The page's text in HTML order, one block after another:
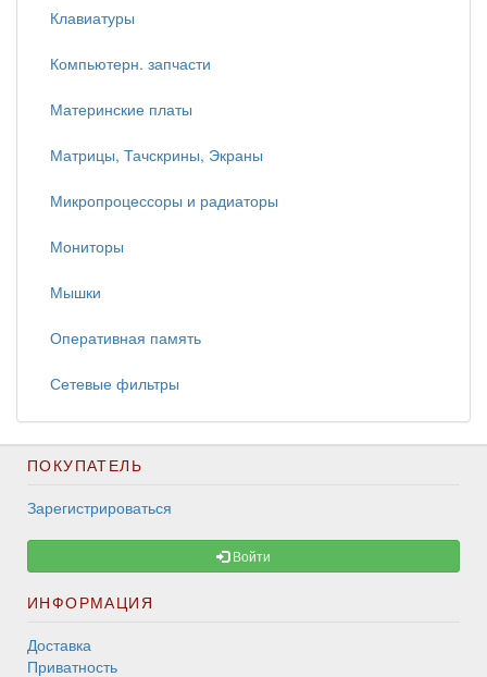
Клавиатуры
Компьютерн. запчасти
Материнские платы
Матрицы, Тачскрины, Экраны
Микропроцессоры и радиаторы
Мониторы
Мышки
Оперативная память
Сетевые фильтры
ПОКУПАТЕЛЬ
Зарегистрироваться
Войти
ИНФОРМАЦИЯ
Доставка
Приватность